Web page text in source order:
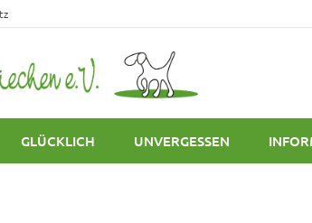
GLÜCKLICH UNVERGESSEN